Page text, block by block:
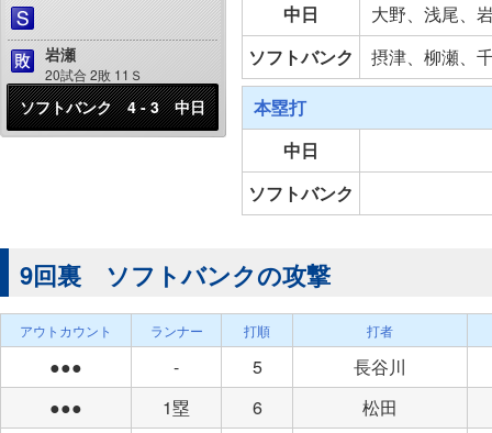
岩瀬
20試合 2敗 11Ｓ
ソフトバンク 4 - 3 中日
中日
大野、浅尾、
ソフトバンク
摂津、柳瀬、
本塁打
中日
ソフトバンク
9回裏 ソフトバンクの攻撃
アウトカウント ランナー 打順 打者
●●● - 5
長谷川
●●●
1塁 6
松田